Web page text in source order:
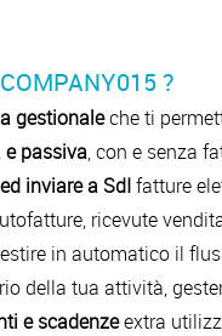
?
gestionaleche ti
passiva, con e senza
inviare a SdIfatture
ricevute
in automatico il
della tua attività,
e scadenzeextra